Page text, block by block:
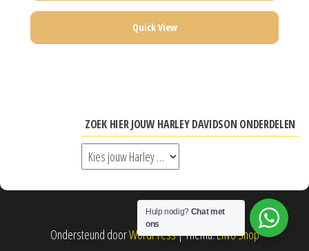
Quick View
ZOEK HIER JOUW HARLEY DAVIDSON ONDERDELEN
Ondersteund doorWordPress|Thema:Envo Shop
Hulp nodig? Chat met
ons